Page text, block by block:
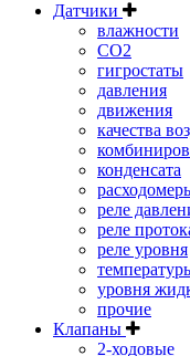
Датчики
влажности
CO2
гигростаты
давления
движения
качества
конденсата
реле
реле
реле уровня
уровня
прочие
Клапаны
2-ходовые